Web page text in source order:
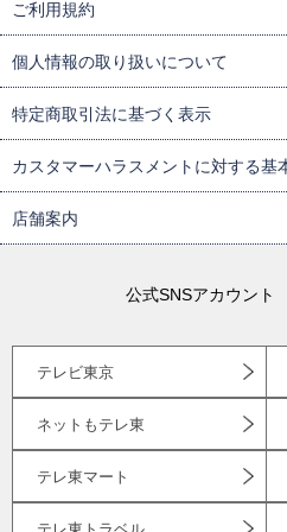
ご利用規約
個人情報の取り扱いについて
特定商取引法に基づく表示
カスタマーハラスメントに対する基
店舗案内
公式SNSアカウント
テレビ東京
ネットもテレ東
テレ東マート